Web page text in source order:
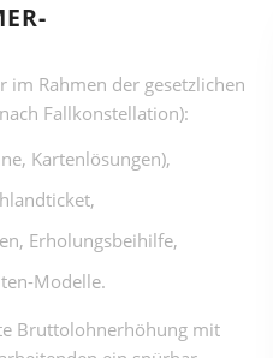
Rahmen der gesetzlichen
Fallkonstellation):
Kartenlösungen),
Erholungsbeihilfe,
Modelle.
Bruttolohnerhöhung mit